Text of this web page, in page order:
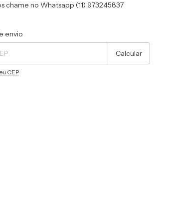
chame no Whatsapp (11) 973245837
o CEP:
envio
Calcular
CEP